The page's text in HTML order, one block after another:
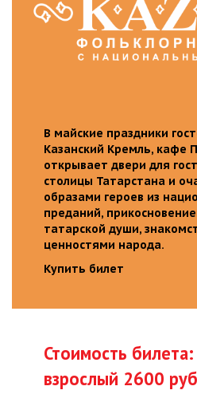
В майские праздники
Казанский Кремль, кафе
открывает двери для
столицы Татарстана и
образами героев из
преданий,
татарской души,
ценностями народа.
Купить билет
Стоимость билета:
взрослый 2600